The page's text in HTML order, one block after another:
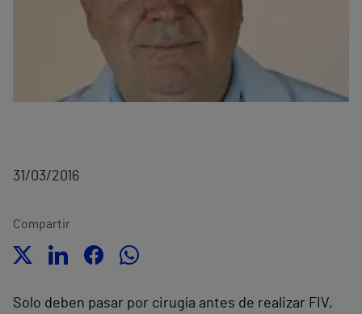
31/03/2016
Compartir
Solo deben pasar por cirugía antes de realizar FIV,